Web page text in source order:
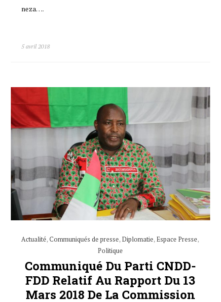
neza….
5 avril 2018
Actualité,Communiqués de presse,Diplomatie,Espace Presse,
Politique
Communiqué Du Parti CNDD-
FDD Relatif Au Rapport Du 13
Mars 2018 De La Commission